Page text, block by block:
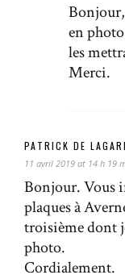
Bonjour,
en
les
Merci.
PATRICK DE
11 avril 2019 at 14 h 19
Bonjour. Vous
plaques à
troisième dont
photo.
Cordialement.